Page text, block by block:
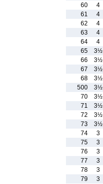
60
4
61
4
62
4
63
4
64
4
65
3½
66
3½
67
3½
68
3½
500
3½
70
3½
71
3½
72
3½
73
3½
74
3
75
3
76
3
77
3
78
3
79
3